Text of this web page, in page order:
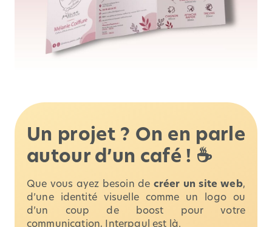
Un projet ? On en parle
autour d’un café ! ☕
Que vous ayez besoin de créer un site web,
d’une identité visuelle comme un logo ou
d’un coup de boost pour votre
communication, Interpaul est là.